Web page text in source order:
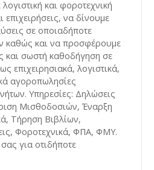
και φοροτεχνική
επιχειρήσεις, να δίνουμε
σε οποιαδήποτε
καθώς και να προσφέρουμε
και σωστή καθοδήγηση σε
επιχειρησιακά, λογιστικά,
αγοροπωλησίες
Υπηρεσίες: Δηλώσεις
Μισθοδοσιών, Έναρξη
Τήρηση Βιβλίων,
Φοροτεχνικά, ΦΠΑ, ΦΜΥ.
για οτιδήποτε